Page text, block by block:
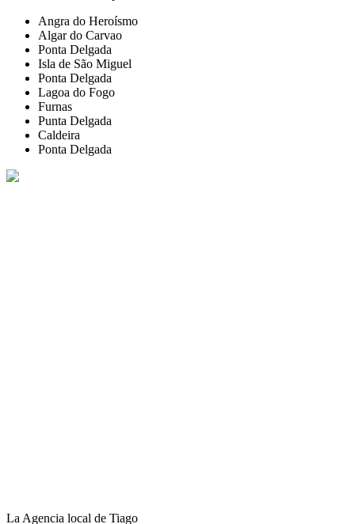
Angra do Heroísmo
Algar do Carvao
Ponta Delgada
Isla de São Miguel
Ponta Delgada
Lagoa do Fogo
Furnas
Punta Delgada
Caldeira
Ponta Delgada
La Agencia local de Tiago